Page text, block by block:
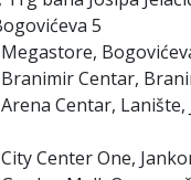
5
Centar,
Centar, Lanište,
Center One,